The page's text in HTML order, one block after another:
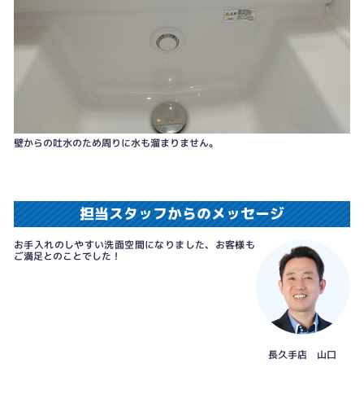
壁からの吐水のため周りに水も溜まりません。
担当スタッフからのメッセージ
お手入れのしやすい洗面空間になりました、お客様も
ご満足とのことでした！
長久手店 山口